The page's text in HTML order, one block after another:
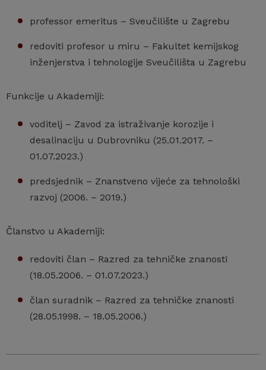
professor emeritus – Sveučilište u Zagrebu
redoviti profesor u miru – Fakultet kemijskog
inženjerstva i tehnologije Sveučilišta u Zagrebu
Funkcije u Akademiji:
voditelj – Zavod za istraživanje korozije i
desalinaciju u Dubrovniku (25.01.2017. –
01.07.2023.)
predsjednik – Znanstveno vijeće za tehnološki
razvoj (2006. – 2019.)
Članstvo u Akademiji:
redoviti član – Razred za tehničke znanosti
(18.05.2006. – 01.07.2023.)
član suradnik – Razred za tehničke znanosti
(28.05.1998. – 18.05.2006.)